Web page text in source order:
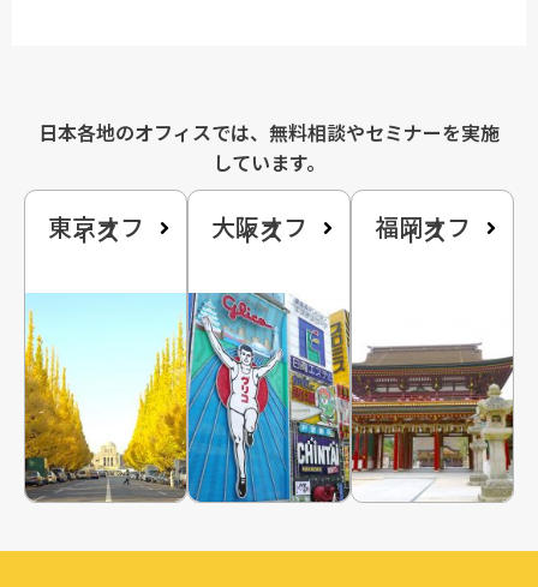
日本各地のオフィスでは、無料相談やセミナーを実施
しています。
東京オフ
ィス 大阪オフ
ィス 福岡オフ
ィス